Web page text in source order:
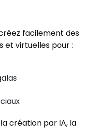
facilement des
et virtuelles pour :
création par IA, la